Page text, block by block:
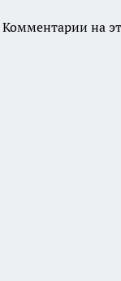
Комментарии на